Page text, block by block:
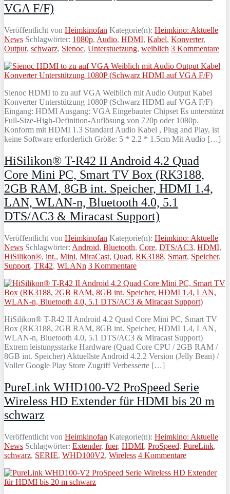
VGA F/F)
Veröffentlicht von Heimkinofan Kategorie(n): Heimkino: Aktuelle
News Schlagwörter: 1080p, Audio, HDMI, Kabel, Konverter,
Output, schwarz, Sienoc, Unterstuetzung, weiblich 3 Kommentare
Sienoc HDMI to zu auf VGA Weiblich mit Audio Output Kabel
Konverter Unterstützung 1080P (Schwarz HDMI auf VGA F/F)
Eingang: HDMI Ausgang: VGA Eingebauter Chipset Es unterstützt
Full-Size-High-Definition-Auflösung von 720p oder 1080p.
Konform mit HDMI 1.3 Standard Audio Kabel , Plug and Play, ist
keine Software erforderlich Größe: 5 * 2.2 * 1.5cm Mit Audio […]
HiSilikon® T-R42 II Android 4.2 Quad
Core Mini PC, Smart TV Box (RK3188,
2GB RAM, 8GB int. Speicher, HDMI 1.4,
LAN, WLAN-n, Bluetooth 4.0, 5.1
DTS/AC3 & Miracast Support)
Veröffentlicht von Heimkinofan Kategorie(n): Heimkino: Aktuelle
News Schlagwörter: Android, Bluetooth, Core, DTS/AC3, HDMI,
HiSilikon®, int., Mini, MiraCast, Quad, RK3188, Smart, Speicher,
Support, TR42, WLANn 3 Kommentare
HiSilikon® T-R42 II Android 4.2 Quad Core Mini PC, Smart TV
Box (RK3188, 2GB RAM, 8GB int. Speicher, HDMI 1.4, LAN,
WLAN-n, Bluetooth 4.0, 5.1 DTS/AC3 & Miracast Support)
Extrem leistungsstarke Hardware (Quad Core CPU / 2GB RAM /
8GB int. Speicher) Aktuellste Android 4.2.2 Version (Jelly Bean) /
Voller Google Play Store Zugriff Verbesserte […]
PureLink WHD100-V2 ProSpeed Serie
Wireless HD Extender für HDMI bis 20 m
schwarz
Veröffentlicht von Heimkinofan Kategorie(n): Heimkino: Aktuelle
News Schlagwörter: Extender, fuer, HDMI, ProSpeed, PureLink,
schwarz, SERIE, WHD100V2, Wireless 4 Kommentare